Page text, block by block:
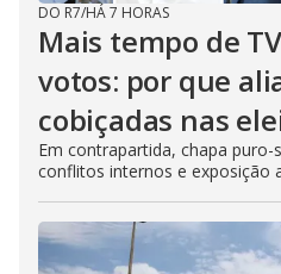
DO R7/HÁ 7 HORAS
Mais tempo de
votos: por que
cobiçadas nas
Em contrapartida, chapa puro-
conflitos internos e exposição